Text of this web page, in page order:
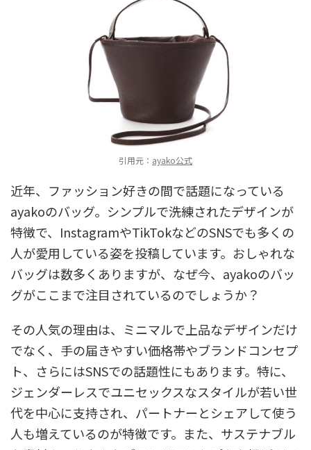
引用元： ayako公式
近年、ファッション好きの間で話題になっている
ayakoのバッグ。シンプルで洗練されたデザインが
特徴で、InstagramやTikTokなどのSNSでも多くの
人が愛用している姿を投稿しています。おしゃれな
バッグは数多くありますが、なぜ今、ayakoのバッ
グがここまで注目されているのでしょうか？
その人気の理由は、ミニマルで上品なデザインだけ
でなく、手の届きやすい価格帯やブランドコンセプ
ト、さらにはSNSでの話題性にもあります。特に、
ジェンダーレスでユニセックスなスタイルが若い世
代を中心に支持され、パートナーとシェアして使う
人も増えているのが特徴です。また、サステナブル